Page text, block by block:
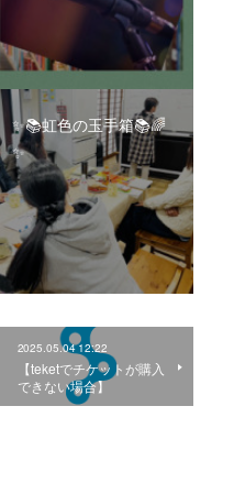
✨📚虹色の玉手箱📚🌈
✨
2025.05.04 12:22
【teketでチケットが購入
できない場合】